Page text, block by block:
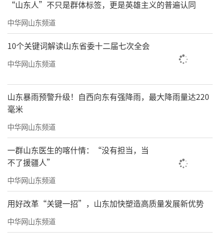
“山东人”不只是群体标签，更是英雄主义的普遍认同
中华网山东频道
10个关键词解读山东省委十二届七次全会
中华网山东频道
山东暴雨预警升级！自西向东有强降雨，最大降雨量达220
毫米
中华网山东频道
一群山东医生的喀什情：“没有担当，当
不了援疆人”
中华网山东频道
用好改革“关键一招”，山东加快塑造高质量发展新优势
中华网山东频道